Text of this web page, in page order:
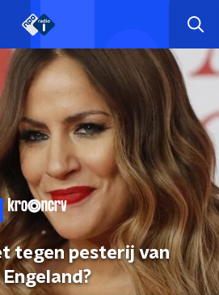
tegen pesterij van